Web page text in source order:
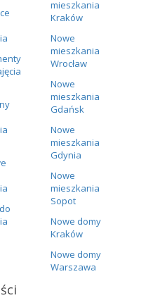
mieszkania
Kraków
Nowe
mieszkania
Wrocław
Nowe
mieszkania
Gdańsk
Nowe
mieszkania
Gdynia
Nowe
mieszkania
Sopot
Nowe domy
Kraków
Nowe domy
Warszawa